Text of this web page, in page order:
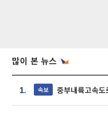
많이 본 뉴스
1. 속보 중부내륙고속